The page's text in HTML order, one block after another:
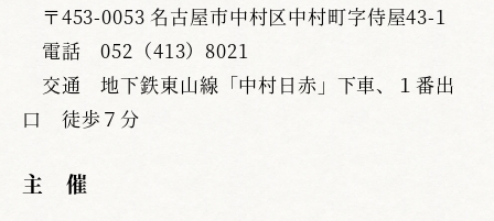
〒453-0053 名古屋市中村区中村町字侍屋43-1
電話 052（413）8021
交通 地下鉄東山線「中村日赤」下車、１番出
口 徒歩７分
主 催